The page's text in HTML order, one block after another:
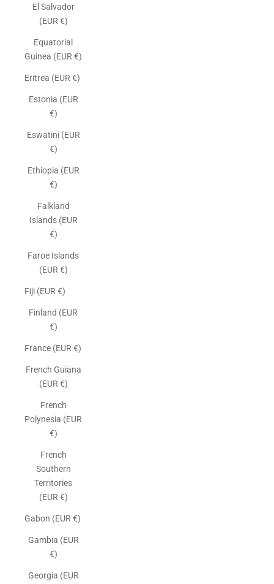
El Salvador
(EUR €)
Equatorial
Guinea (EUR €)
Eritrea (EUR €)
Estonia (EUR
€)
Eswatini (EUR
€)
Ethiopia (EUR
€)
Falkland
Islands (EUR
€)
Faroe Islands
(EUR €)
Fiji (EUR €)
Finland (EUR
€)
France (EUR €)
French Guiana
(EUR €)
French
Polynesia (EUR
€)
French
Southern
Territories
(EUR €)
Gabon (EUR €)
Gambia (EUR
€)
Georgia (EUR